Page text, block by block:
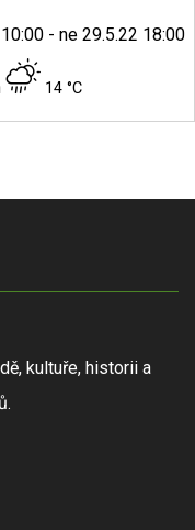
- ne 29.5.22 18:00
14 °C
kultuře, historii a